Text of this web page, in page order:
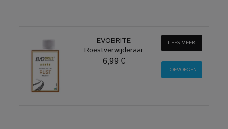
EVOBRITE
Roestverwijderaar
6,99 €
LEES MEER